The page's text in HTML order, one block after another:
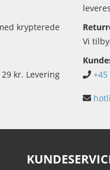
krypterede
kr. Levering
Vi
+45